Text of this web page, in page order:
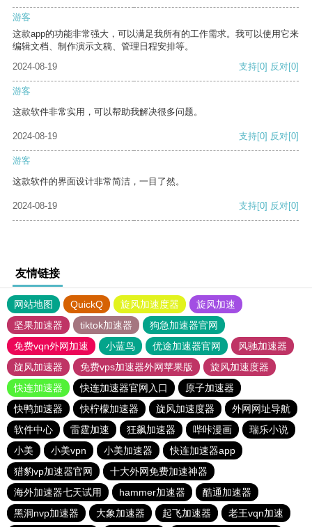
游客
这款app的功能非常强大，可以满足我所有的工作需求。我可以使用它来
编辑文档、制作演示文稿、管理日程安排等。
2024-08-19
支持[0] 反对[0]
游客
这款软件非常实用，可以帮助我解决很多问题。
2024-08-19 支持[0] 反对[0]
游客
这款软件的界面设计非常简洁，一目了然。
2024-08-19 支持[0] 反对[0]
友情链接
网站地图 QuickQ 旋风加速度器
旋风加速
坚果加速器
tiktok加速器
狗急加速器官网
免费vqn外网加速
小蓝鸟 优途加速器官网
风驰加速器
旋风加速器
免费vps加速器外网苹果版
旋风加速度器
快连加速器
快连加速器官网入口
原子加速器
快鸭加速器
快柠檬加速器 旋风加速度器
外网网址导航
软件中心
雷霆加速 狂飙加速器 哔咔漫画
瑞乐小说
小美
小美vpn 小美加速器
快连加速器app
猎豹vp加速器官网
十大外网免费加速神器
海外加速器七天试用
hammer加速器
酷通加速器
黑洞nvp加速器
大象加速器 起飞加速器
老王vqn加速